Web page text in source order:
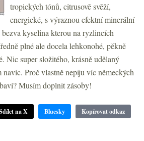
tropických tónů, citrusově svěží,
energické, s výraznou efektní minerální
kyselina kterou na ryzlincích
plné ale docela lehkonohé, pěkně
Nic super složitého, krásně udělaný
Proč vlastně nepiju víc německých
Musím doplnit zásoby!
na X Bluesky Kopírovat odkaz